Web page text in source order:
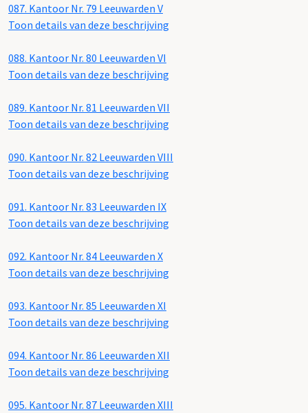
087. Kantoor Nr. 79 Leeuwarden V
Toon details van deze beschrijving
088. Kantoor Nr. 80 Leeuwarden VI
Toon details van deze beschrijving
089. Kantoor Nr. 81 Leeuwarden VII
Toon details van deze beschrijving
090. Kantoor Nr. 82 Leeuwarden VIII
Toon details van deze beschrijving
091. Kantoor Nr. 83 Leeuwarden IX
Toon details van deze beschrijving
092. Kantoor Nr. 84 Leeuwarden X
Toon details van deze beschrijving
093. Kantoor Nr. 85 Leeuwarden XI
Toon details van deze beschrijving
094. Kantoor Nr. 86 Leeuwarden XII
Toon details van deze beschrijving
095. Kantoor Nr. 87 Leeuwarden XIII